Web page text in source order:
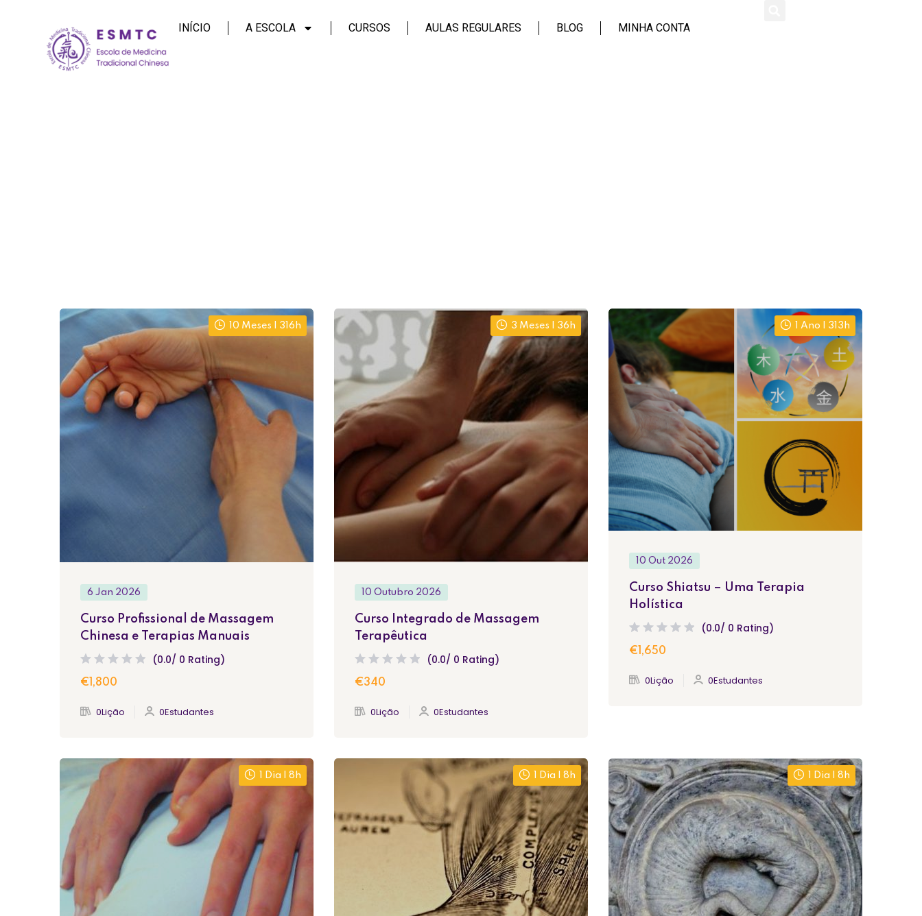
INÍCIO A ESCOLA CURSOS AULAS REGULARES BLOG MINHA CONTA
10 Meses | 316h
6 Jan 2026
Curso Profissional de Massagem
Chinesa e Terapias Manuais
(0.0/ 0 Rating)
€1,800
0Lição 0Estudantes
3 Meses | 36h
10 Outubro 2026
Curso Integrado de Massagem
Terapêutica
(0.0/ 0 Rating)
€340
0Lição 0Estudantes
1 Ano | 313h
10 Out 2026
Curso Shiatsu – Uma Terapia
Holística
(0.0/ 0 Rating)
€1,650
0Lição 0Estudantes
1 Dia | 8h 1 Dia | 8h 1 Dia | 8h
Lembrar-me Perdeu sua senha?